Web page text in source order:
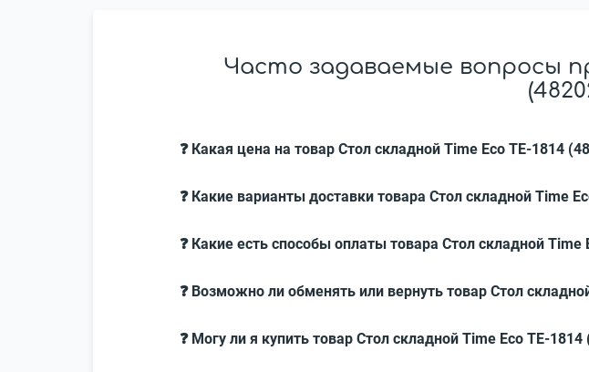
Часто задаваемые вопросы
❓ Какая цена на товар Стол складной Time Eco ТЕ-1814
❓ Какие варианты доставки товара Стол складной Time
❓ Какие есть способы оплаты товара Стол складной
❓ Возможно ли обменять или вернуть товар Стол
❓ Могу ли я купить товар Стол складной Time Eco ТЕ-